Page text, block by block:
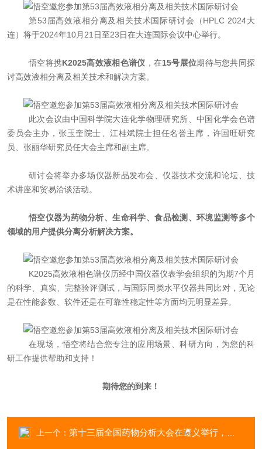
第53 届高效液相分离及相关技术国际研讨会（HPLC 2024大
连）将于2024年10月 21 日至23日在大连国际会议中心举行。
悟空将携K2025高效液相色谱仪 ，在15号展位期待与您共同探
讨高效液相分离及相关技术和解决方案。
此次会议由中国科学院大连化学物理研究所、中国化学会色谱
委员会主办，张玉奎院士、江桂斌院士担任名誉主席，许国旺研究
员、张丽华研究员任大会主席和副主席。
研讨会将举办多场仪器新品发布会、仪器技术交流和论坛、技
术讲座和贸易洽谈活动。
悟空仪器为药物分析、生命科学、食品检测、环境监测等多个
领域的用户提供分离分析解决方案。
K2025高效液相色谱仪历经中国仪器仪表学会组织的为期7个月
的科学、真实、完整验评测试，与国际同类水平仪器共同比对，无论
是在性能参数、软件还是在可靠性稳定性等方面均无明显差异。
在现场，悟空将结合您专注的应用场景、科研方向，为您的科
研工作提供帮助和支持！
期待您的到来！
上一个： 第十三届全国药物分析大会在遵义举行，悟空为用户提供药物分析解决方案